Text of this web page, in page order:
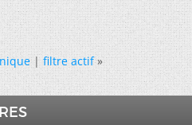
|filtre actif »